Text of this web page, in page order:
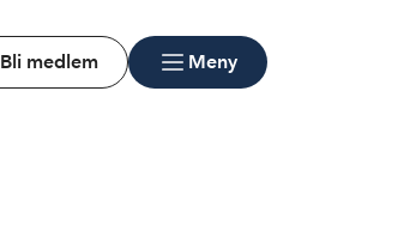
Bli medlem Meny